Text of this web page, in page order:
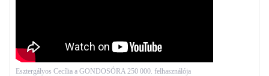
Esztergályos Cecília a GONDOSÓRA 250 000. felhasználója